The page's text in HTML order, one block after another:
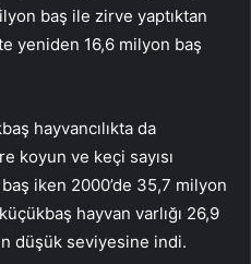
baş ile zirve yaptıktan
yeniden 16,6 milyon baş
hayvancılıkta da
koyun ve keçi sayısı
iken 2000’de 35,7 milyon
hayvan varlığı 26,9
düşük seviyesine indi.